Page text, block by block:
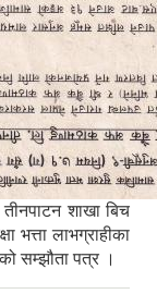
शाखा बिच
भत्ता लाभग्राहीका
सम्झौता पत्र ।